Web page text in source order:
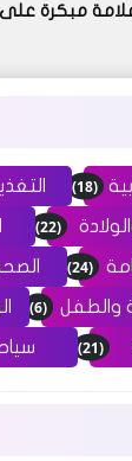
مبكرة
(18)
(22)
(24)
والطفل (6)
(21)